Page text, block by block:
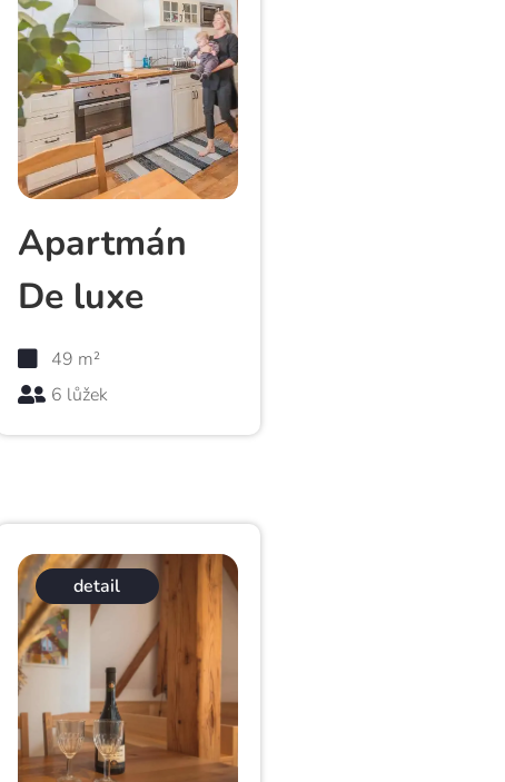
Apartmán
De luxe
49 m²
6 lůžek
detail